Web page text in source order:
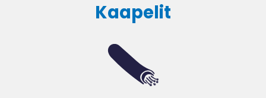
Kaapelit